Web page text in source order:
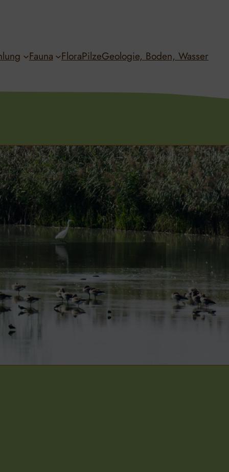
Fauna FloraPilzeGeologie, Boden, Wasser